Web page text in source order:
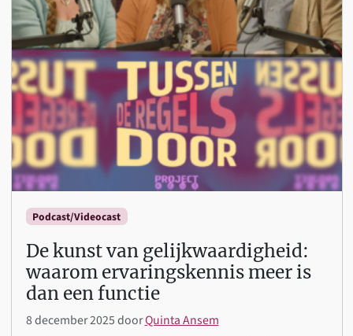
Podcast/Videocast
De kunst van gelijkwaardigheid:
waarom ervaringskennis meer is
dan een functie
8 december 2025doorQuinta Ansem